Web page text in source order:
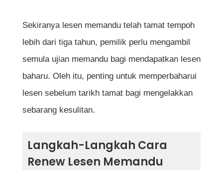
Sekiranya lesen memandu telah tamat tempoh
lebih dari tiga tahun, pemilik perlu mengambil
semula ujian memandu bagi mendapatkan lesen
baharu. Oleh itu, penting untuk memperbaharui
lesen sebelum tarikh tamat bagi mengelakkan
sebarang kesulitan.
Langkah-Langkah Cara
Renew Lesen Memandu